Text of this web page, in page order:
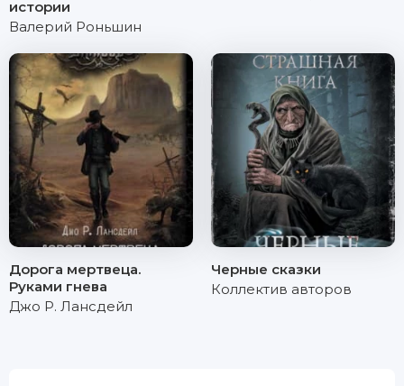
истории
Валерий Роньшин
Дорога мертвеца.
Руками гнева
Джо Р. Лансдейл
Черные сказки
Коллектив авторов